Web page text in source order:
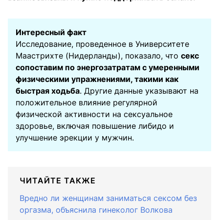
Интересный факт
Исследование, проведенное в Университете
Маастрихте (Нидерланды), показало, что секс
сопоставим по энергозатратам с умеренными
физическими упражнениями, такими как
быстрая ходьба. Другие данные указывают на
положительное влияние регулярной
физической активности на сексуальное
здоровье, включая повышение либидо и
улучшение эрекции у мужчин.
ЧИТАЙТЕ ТАКЖЕ
Вредно ли женщинам заниматься сексом без
оргазма, объяснила гинеколог Волкова